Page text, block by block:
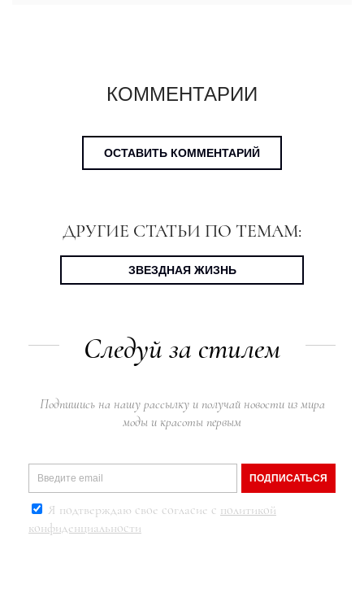
КОММЕНТАРИИ
ОСТАВИТЬ КОММЕНТАРИЙ
ДРУГИЕ СТАТЬИ ПО ТЕМАМ:
ЗВЕЗДНАЯ ЖИЗНЬ
Следуй за стилем
Подпишись на нашу рассылку и получай новости из мира
моды и красоты первым
ПОДПИСАТЬСЯ
Я подтверждаю свое согласие с политикой
конфиденциальности